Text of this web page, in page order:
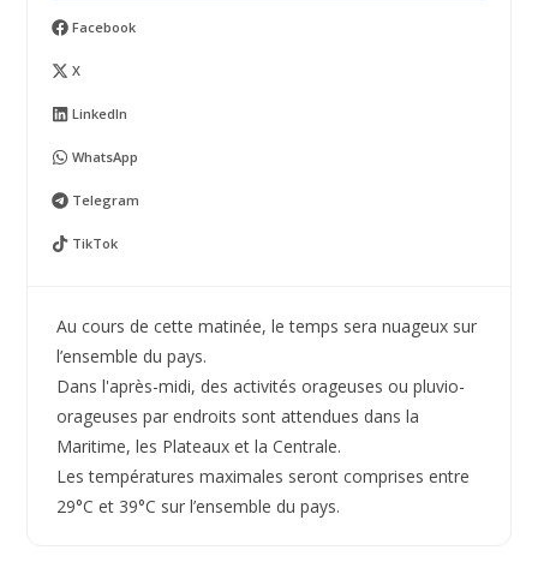
Facebook
X
LinkedIn
WhatsApp
Telegram
TikTok
Au cours de cette matinée, le temps sera nuageux sur
l’ensemble du pays.
Dans l'après-midi, des activités orageuses ou pluvio-
orageuses par endroits sont attendues dans la
Maritime, les Plateaux et la Centrale.
Les températures maximales seront comprises entre
29°C et 39°C sur l’ensemble du pays.